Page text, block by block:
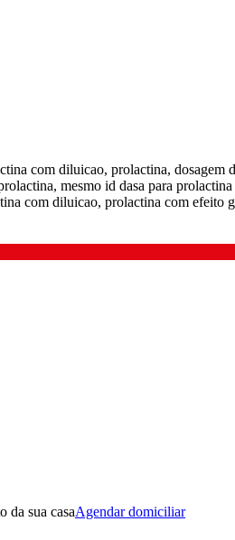
com diluicao, prolactina, dosagem
mesmo id dasa para
com diluicao, prolactina com
da sua casaAgendar domiciliar